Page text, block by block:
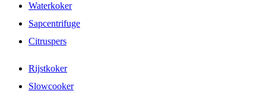
Waterkoker
Sapcentrifuge
Citruspers
Rijstkoker
Slowcooker